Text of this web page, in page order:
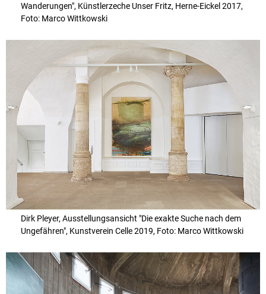
Wanderungen", Künstlerzeche Unser Fritz, Herne-Eickel 2017,
Foto: Marco Wittkowski
Dirk Pleyer, Ausstellungsansicht "Die exakte Suche nach dem
Ungefähren", Kunstverein Celle 2019, Foto: Marco Wittkowski